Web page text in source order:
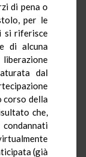
di pena o
per le
si riferisce
di alcuna
dal
corso della
che,
(già